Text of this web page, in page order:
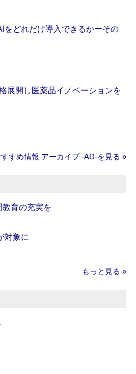
をどれだけ導入できるかーその
展開し医薬品イノベーションを
すめ情報 アーカイブ ‐AD‐を見る »
教育の充実を
対象に
もっと見る »